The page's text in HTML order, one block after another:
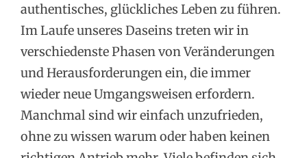
authentisches, glückliches Leben zu führen.
Im Laufe unseres Daseins treten wir in
verschiedenste Phasen von Veränderungen
und Herausforderungen ein, die immer
wieder neue Umgangsweisen erfordern.
Manchmal sind wir einfach unzufrieden,
ohne zu wissen warum oder haben keinen